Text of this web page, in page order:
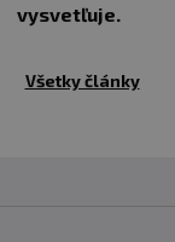
vysvetľuje.
Všetky články